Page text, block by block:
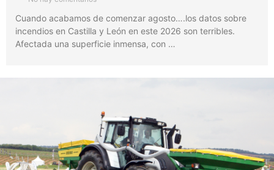
Cuando acabamos de comenzar agosto….los datos sobre
incendios en Castilla y León en este 2026 son terribles.
Afectada una superficie inmensa, con …